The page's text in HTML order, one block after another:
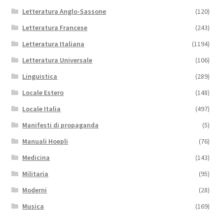
Letteratura Anglo-Sassone
(120)
Letteratura Francese
(243)
Letteratura Italiana
(1194)
Letteratura Universale
(106)
Linguistica
(289)
Locale Estero
(148)
Locale Italia
(497)
Manifesti di propaganda
(5)
Manuali Hoepli
(76)
Medicina
(143)
Militaria
(95)
Moderni
(28)
Musica
(169)